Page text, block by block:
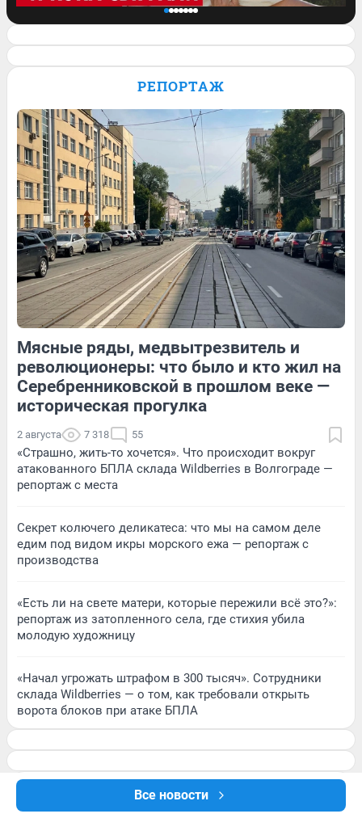
Все новости
сыграли свадьбу. Кадры с торжества и
47 Обсудить
9 Обсудить 79 Обсудить
13 Обсудить 65 1
РЕПОРТАЖ
Мясные ряды, медвытрезвитель и
революционеры: что было и кто жил на
Серебренниковской в прошлом веке —
историческая прогулка
2 августа 7 318 55
«Страшно, жить-то хочется». Что происходит вокруг
атакованного БПЛА склада Wildberries в Волгограде —
репортаж с места
Секрет колючего деликатеса: что мы на самом деле
едим под видом икры морского ежа — репортаж с
производства
«Есть ли на свете матери, которые пережили всё это?»:
репортаж из затопленного села, где стихия убила
молодую художницу
«Начал угрожать штрафом в 300 тысяч». Сотрудники
склада Wildberries — о том, как требовали открыть
ворота блоков при атаке БПЛА